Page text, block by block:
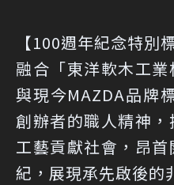
【100週年紀念特別
融合「東洋軟木工
與現今MAZDA品牌
創辦者的職人精神
工藝貢獻社會，昂
紀，展現承先啟後的